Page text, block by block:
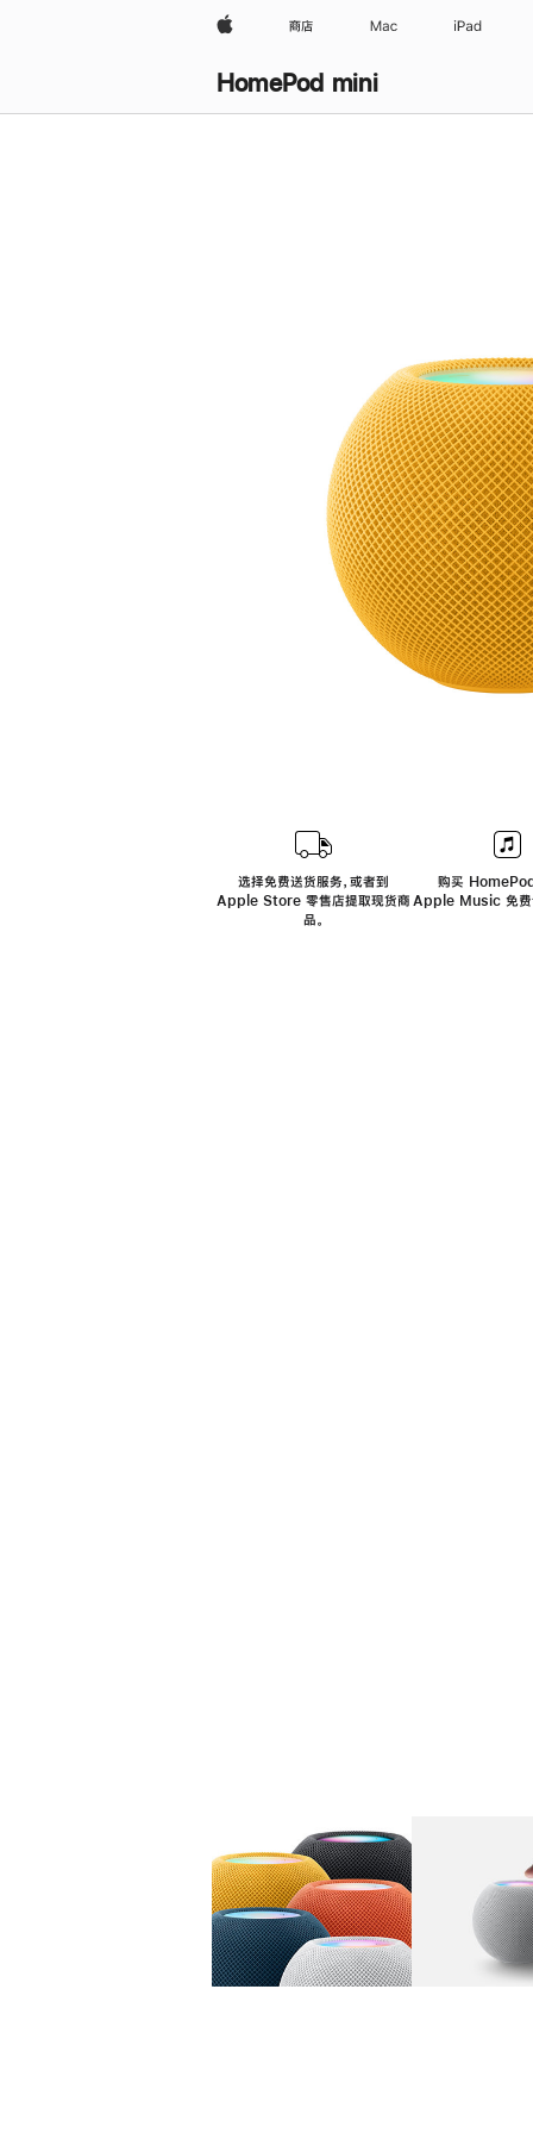
Apple 商店 Mac iPad
HomePod mini
选择免费送货服务，或者到
Apple Store 零售店提取现货商
品。
购买
Apple Music 免费
图库 图像 1